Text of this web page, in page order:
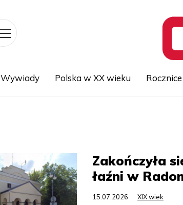
Wywiady Polska w XX wieku Rocznice
Zakończyła
łaźni w
15.07.2026 XIX wiek